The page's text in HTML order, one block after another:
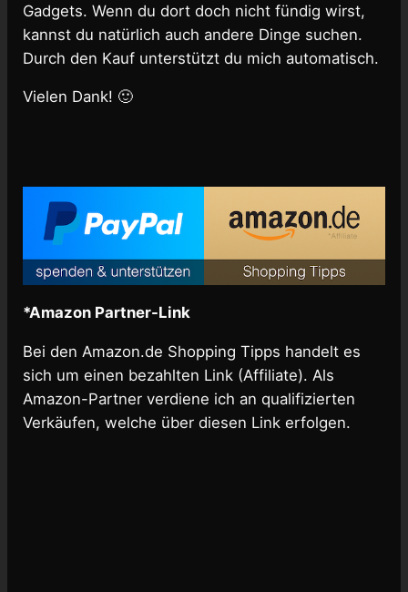
Gadgets. Wenn du dort doch nicht fündig wirst,
kannst du natürlich auch andere Dinge suchen.
Durch den Kauf unterstützt du mich automatisch.
Vielen Dank! 🙂
*Amazon Partner-Link
Bei den Amazon.de Shopping Tipps handelt es
sich um einen bezahlten Link (Affiliate). Als
Amazon-Partner verdiene ich an qualifizierten
Verkäufen, welche über diesen Link erfolgen.